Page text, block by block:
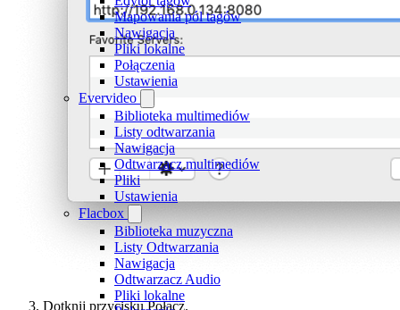
Mapowania pól tagów
Nawigacja
Pliki lokalne
Połączenia
Ustawienia
Evervideo
Biblioteka multimediów
Listy odtwarzania
Nawigacja
Odtwarzacz multimediów
Pliki
Ustawienia
Flacbox
Biblioteka muzyczna
Listy Odtwarzania
Nawigacja
Odtwarzacz Audio
Pliki lokalne
Dotknij przycisku Połącz.